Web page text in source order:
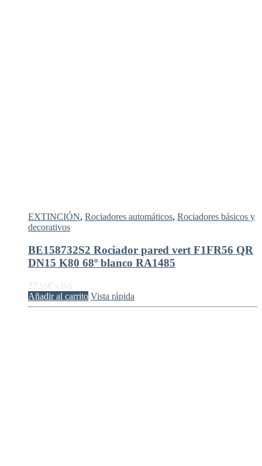
EXTINCIÓN, Rociadores automáticos, Rociadores básicos y
decorativos
BE158732S2 Rociador pared vert F1FR56 QR
DN15 K80 68º blanco RA1485
27,55€ + IVA
Añadir al carrito Vista rápida